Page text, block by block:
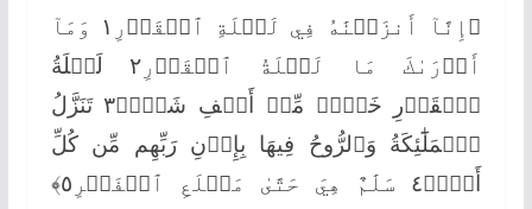
﴿إِنَّآ أَنزَلۡنَٰهُ فِي لَيۡلَةِ ٱلۡقَدۡرِ١ وَمَآ
أَدۡرَىٰكَ مَا لَيۡلَةُ ٱلۡقَدۡرِ٢ لَيۡلَةُ
ٱلۡقَدۡرِ خَيۡرٞ مِّنۡ أَلۡفِ شَهۡرٖ٣ تَنَزَّلُ
ٱلۡمَلَٰٓئِكَةُ وَٱلرُّوحُ فِيهَا بِإِذۡنِ رَبِّهِم مِّن كُلِّ
أَمۡرٖ٤ سَلَٰمٌ هِيَ حَتَّىٰ مَطۡلَعِ ٱلۡفَجۡرِ٥﴾